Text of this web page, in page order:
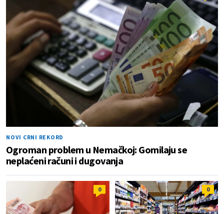
NOVI CRNI REKORD
Ogroman problem u Nemačkoj: Gomilaju se
neplaćeni računi i dugovanja
0 0